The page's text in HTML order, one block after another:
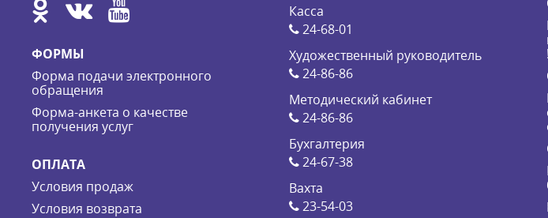
ФОРМЫ
Форма подачи электронного
обращения
Форма-анкета о качестве
получения услуг
ОПЛАТА
Условия продаж
Условия возврата
Касса
24-68-01
Художественный руководитель
24-86-86
Методический кабинет
24-86-86
Бухгалтерия
24-67-38
Вахта
23-54-03